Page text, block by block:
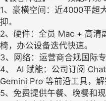
1、豪横空间：近4000平超
抑。
2、硬件：全员 Mac + 高清
椅，办公设备迭代快速。
3、网络：运营商合规国际
4、 AI 赋能：公司订阅
Gemini Pro 等前沿工具，解
5、免费提供午餐、晚餐和